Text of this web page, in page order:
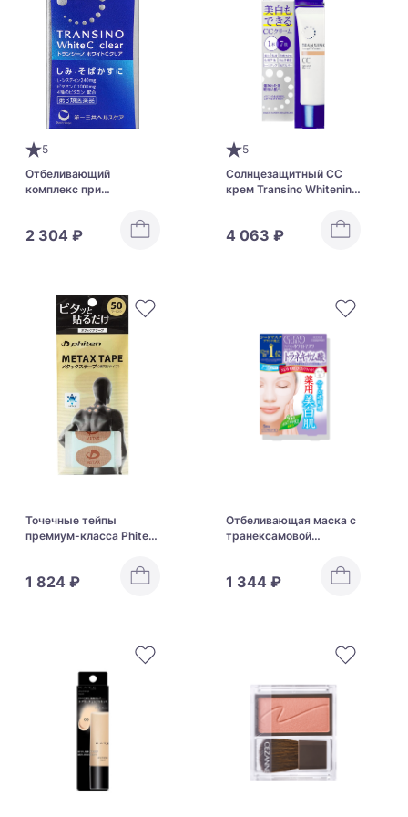
5
Отбеливающий
комплекс при
Transino White C Clear
2 304 ₽
5
Солнцезащитный СС
крем Transino Whitening
4 063 ₽
Точечные тейпы
премиум-класса Phiten
1 824 ₽
Отбеливающая маска с
транексамовой
сияющей кожи Clear
Turn White Mask
1 344 ₽